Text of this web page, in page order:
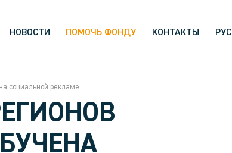
НОВОСТИ ПОМОЧЬ ФОНДУ КОНТАКТЫ РУС
социальной рекламе